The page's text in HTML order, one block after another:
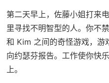
第二天早上，佐藤小姐打来
里寻找不明智型的人。你不
和 Kim 之间的奇怪游戏，游
向约瑟芬报告。工作使你快
上。